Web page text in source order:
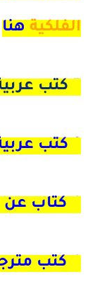
الفلكية هنا
كتاب عن